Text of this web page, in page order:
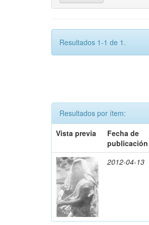
Resultados 1-1 de 1.
Resultados por ítem:
Vista previa
Fecha de
publicación
2012-04-13